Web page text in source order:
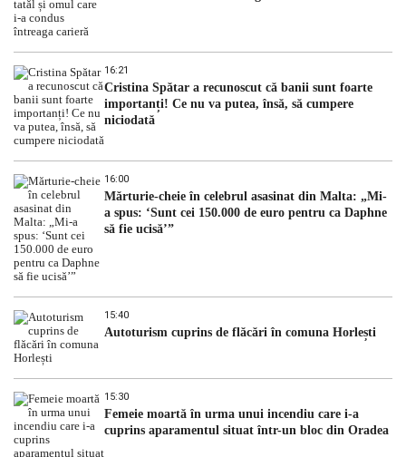
16:21
Cristina Spătar a recunoscut că banii sunt foarte
importanți! Ce nu va putea, însă, să cumpere
niciodată
16:00
Mărturie-cheie în celebrul asasinat din Malta: „Mi-
a spus: ‘Sunt cei 150.000 de euro pentru ca Daphne
să fie ucisă’”
15:40
Autoturism cuprins de flăcări în comuna Horlești
15:30
Femeie moartă în urma unui incendiu care i-a
cuprins aparamentul situat într-un bloc din Oradea